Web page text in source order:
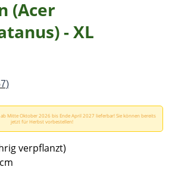
(Acer
- XL
Mitte Oktober 2026 bis Ende April 2027 lieferbar! Sie können bereits
jetzt für Herbst vorbestellen!
verpflanzt)